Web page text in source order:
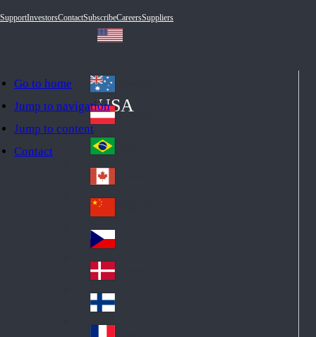
Go to home
Jump to navigation
Jump to content
Contact
SupportInvestorsContactSubscribeCareersSuppliers
USA
Au
str
ali
a
Au
stri
a
Br
azi
l
Ca
na
da
Ch
ina
Cz
ec
h
De
nm
ark
Fin